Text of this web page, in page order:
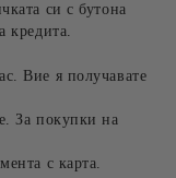
си с бутона
кредита.
Вие я получавате
За покупки на
с карта.